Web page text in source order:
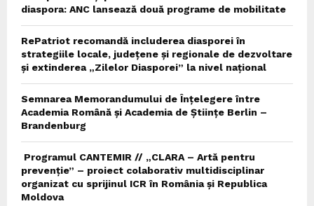
diaspora: ANC lansează două programe de mobilitate
RePatriot recomandă includerea diasporei în
strategiile locale, județene și regionale de dezvoltare
și extinderea „Zilelor Diasporei” la nivel național
Semnarea Memorandumului de Înțelegere între
Academia Română și Academia de Științe Berlin –
Brandenburg
Programul CANTEMIR // „CLARA – Artă pentru
prevenție” – proiect colaborativ multidisciplinar
organizat cu sprijinul ICR în România și Republica
Moldova